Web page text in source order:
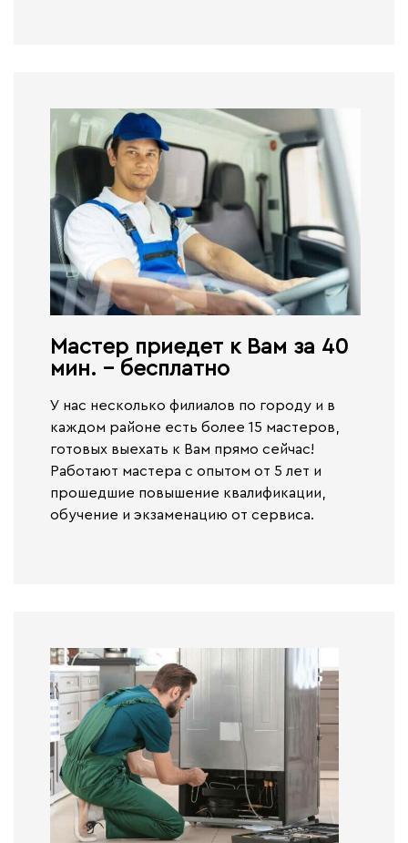
Мастер приедет к Вам за 40
мин. - бесплатно​
У нас несколько филиалов по городу и в
каждом районе есть более 15 мастеров,
готовых выехать к Вам прямо сейчас!
Работают мастера с опытом от 5 лет и
прошедшие повышение квалификации,
обучение и экзаменацию от сервиса.